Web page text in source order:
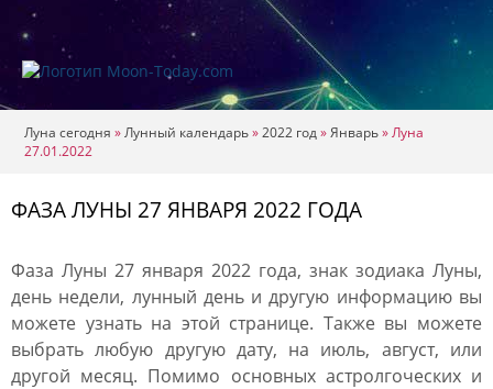
Луна сегодня »Лунный календарь»2022 год»Январь»Луна
27.01.2022
ФАЗА ЛУНЫ 27 ЯНВАРЯ 2022 ГОДА
Фаза Луны 27 января 2022 года, знак зодиака Луны,
день недели, лунный день и другую информацию вы
можете узнать на этой странице. Также вы можете
выбрать любую другую дату, на июль, август, или
другой месяц. Помимо основных астролгоческих и